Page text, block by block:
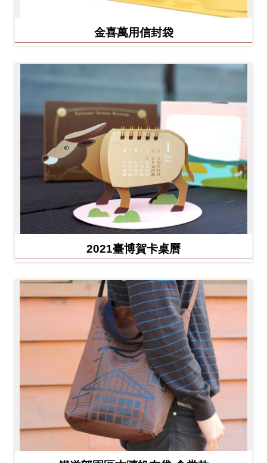
金喜萬用信封袋
2021臺博賀卡桌曆